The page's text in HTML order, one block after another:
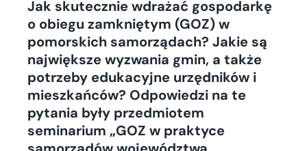
Jak skutecznie wdrażać gospodarkę
o obiegu zamkniętym (GOZ) w
pomorskich samorządach? Jakie są
największe wyzwania gmin, a także
potrzeby edukacyjne urzędników i
mieszkańców? Odpowiedzi na te
pytania były przedmiotem
seminarium „GOZ w praktyce